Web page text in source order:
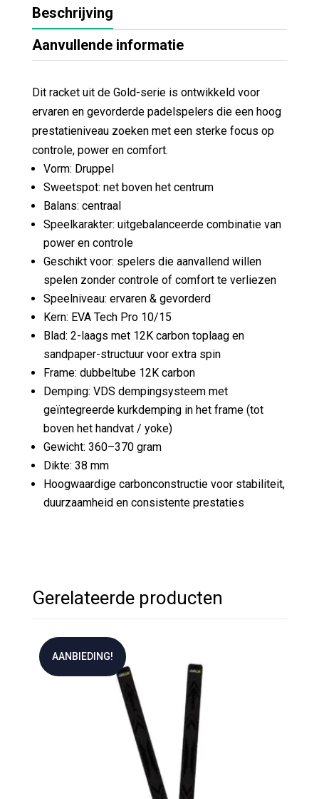
Beschrijving
Aanvullende informatie
Dit racket uit de Gold-serie is ontwikkeld voor
ervaren en gevorderde padelspelers die een hoog
prestatieniveau zoeken met een sterke focus op
controle, power en comfort.
Vorm: Druppel
Sweetspot: net boven het centrum
Balans: centraal
Speelkarakter: uitgebalanceerde combinatie van
power en controle
Geschikt voor: spelers die aanvallend willen
spelen zonder controle of comfort te verliezen
Speelniveau: ervaren & gevorderd
Kern: EVA Tech Pro 10/15
Blad: 2-laags met 12K carbon toplaag en
sandpaper-structuur voor extra spin
Frame: dubbeltube 12K carbon
Demping: VDS dempingsysteem met
geïntegreerde kurkdemping in het frame (tot
boven het handvat / yoke)
Gewicht: 360–370 gram
Dikte: 38 mm
Hoogwaardige carbonconstructie voor stabiliteit,
duurzaamheid en consistente prestaties
Gerelateerde producten
AANBIEDING!